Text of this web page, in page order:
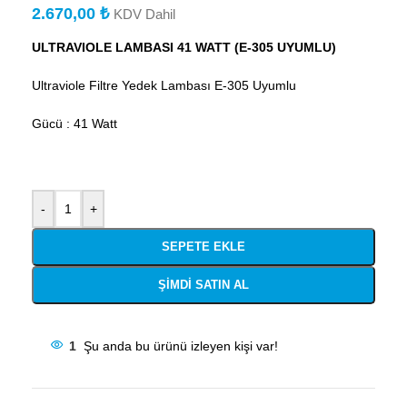
2.670,00 ₺ KDV Dahil
ULTRAVIOLE LAMBASI 41 WATT (E-305 UYUMLU)
Ultraviole Filtre Yedek Lambası E-305 Uyumlu
Gücü : 41 Watt
- +
SEPETE EKLE
ŞIMDI SATIN AL
1 Şu anda bu ürünü izleyen kişi var!